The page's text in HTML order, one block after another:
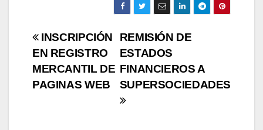
Navegación
de
entradas
REMISIÓN DE
ESTADOS
FINANCIEROS A
SUPERSOCIEDADES
INSCRIPCIÓN
EN REGISTRO
MERCANTIL DE
PAGINAS WEB